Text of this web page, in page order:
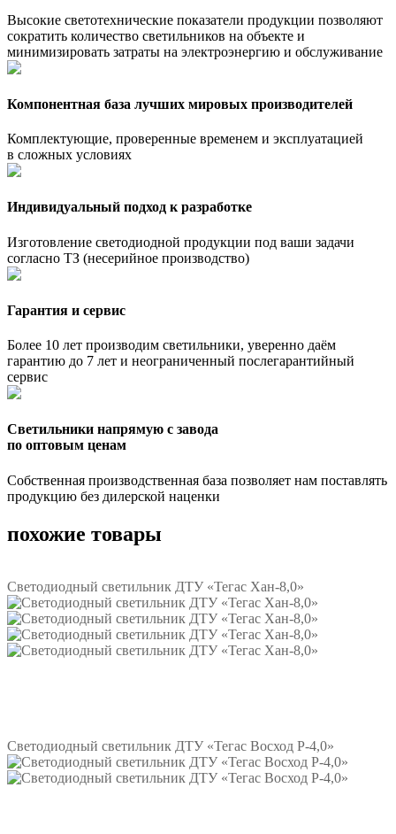
Высокие светотехнические показатели продукции позволяют
сократить количество светильников на объекте и
минимизировать затраты на электроэнергию и обслуживание
Компонентная база лучших мировых производителей
Комплектующие, проверенные временем и эксплуатацией
в сложных условиях
Индивидуальный подход к разработке
Изготовление светодиодной продукции под ваши задачи
согласно ТЗ (несерийное производство)
Гарантия и сервис
Более 10 лет производим светильники, уверенно даём
гарантию до 7 лет и неограниченный послегарантийный
сервис
Светильники напрямую с завода
по оптовым ценам
Собственная производственная база позволяет нам поставлять
продукцию без дилерской наценки
похожие товары
Светодиодный светильник ДТУ «Тегас Хан-8,0»
Светодиодный светильник ДТУ «Тегас Восход Р-4,0»